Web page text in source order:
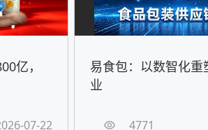
亿，
07-22
易食包：以数智化
业
4771